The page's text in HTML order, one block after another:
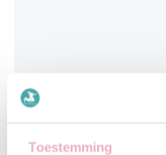
Toestemming